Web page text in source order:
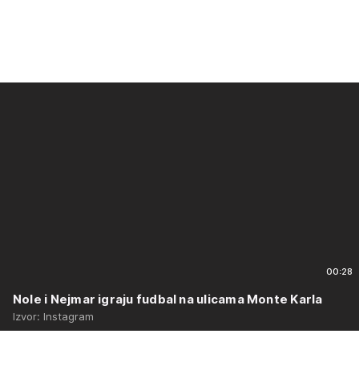
00:28
Nole i Nejmar igraju fudbal na ulicama Monte Karla
Izvor: Instagram